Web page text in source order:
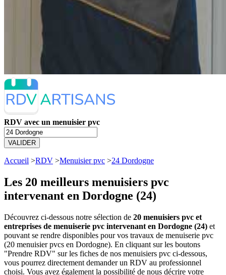
RDV avec un menuisier pvc
VALIDER
Accueil >RDV >Menuisier pvc >24 Dordogne
Les 20 meilleurs menuisiers pvc
intervenant en Dordogne (24)
Découvrez ci-dessous notre sélection de 20 menuisiers pvc et
entreprises de menuiserie pvc intervenant en Dordogne (24) et
pouvant se rendre disponibles pour vos travaux de menuiserie pvc
(20 menuisier pvcs en Dordogne). En cliquant sur les boutons
"Prendre RDV" sur les fiches de nos menuisiers pvc ci-dessous,
vous pourrez directement demander un RDV au professionnel
choisi. Vous avez également la possibilité de nous décrire votre